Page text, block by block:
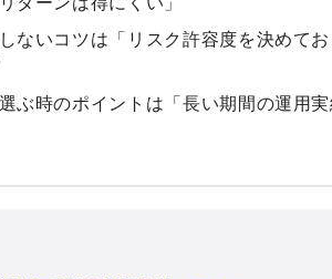
ないコツは「リスク許容度を決めて
ぶ時のポイントは「長い期間の運用